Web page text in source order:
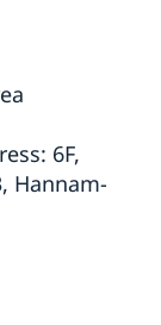
6F,
Hannam-